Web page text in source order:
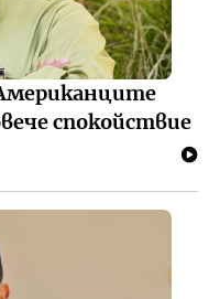
спокойствие